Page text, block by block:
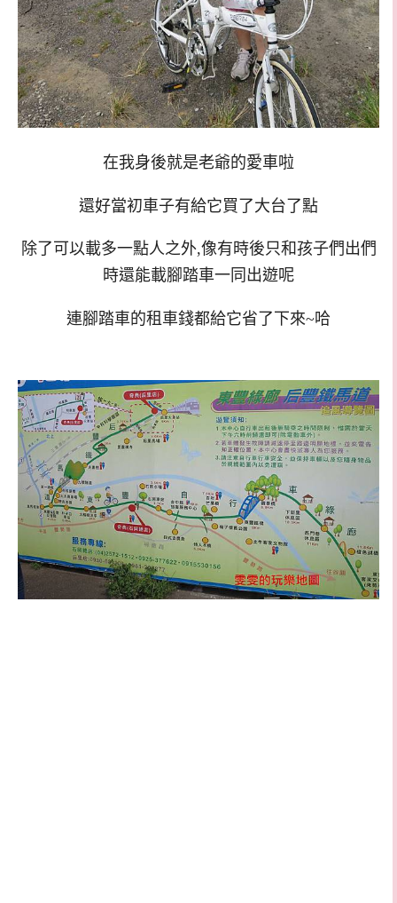
在我身後就是老爺的愛車啦
還好當初車子有給它買了大台了點
除了可以載多一點人之外,像有時後只和孩子們出們
時還能載腳踏車一同出遊呢
連腳踏車的租車錢都給它省了下來~哈